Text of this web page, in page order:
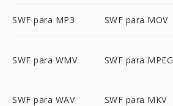
SWF para MP3 SWF para MOV
SWF para WMV SWF para MPEG
SWF para WAV SWF para MKV